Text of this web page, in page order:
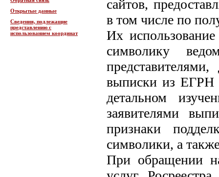
Открытые данные
Сведения, подлежащие
представлению с
использованием координат
сайтов,
в том числе по
Их
символику
выписки из ЕГРН
детальном
заявителями
признаки
символики, а
При обращении